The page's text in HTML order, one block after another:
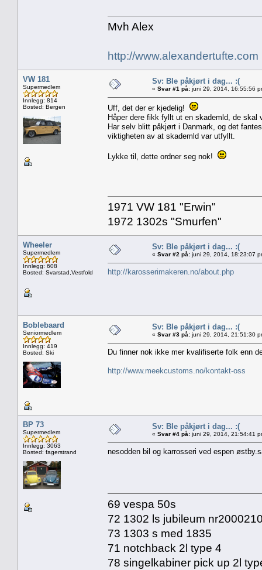
Mvh Alex
http://www.alexandertufte.com
VW 181
Supermedlem
Innlegg: 814
Bosted: Bergen
Sv: Ble påkjørt i dag... :(
« Svar #1 på: juni 29, 2014, 16:55:56
Uff, det der er kjedelig!
Håper dere fikk fyllt ut en skademld, de
Har selv blitt påkjørt i Danmark, og det
viktigheten av at skademld var utfyllt.
Lykke til, dette ordner seg nok!
1971 VW 181 "Erwin"
1972 1302s "Smurfen"
Wheeler
Supermedlem
Innlegg: 608
Bosted: Svarstad,Vestfold
Sv: Ble påkjørt i dag... :(
« Svar #2 på: juni 29, 2014, 18:23:07
http://karosserimakeren.no/about.php
Boblebaard
Seniormedlem
Innlegg: 419
Bosted: Ski
Sv: Ble påkjørt i dag... :(
« Svar #3 på: juni 29, 2014, 21:51:30
Du finner nok ikke mer kvalifiserte folk enn
http://www.meekcustoms.no/kontakt-oss
BP 73
Supermedlem
Innlegg: 3063
Bosted: fagerstrand
Sv: Ble påkjørt i dag... :(
« Svar #4 på: juni 29, 2014, 21:54:41
nesodden bil og karrosseri ved espen
69 vespa 50s
72 1302 ls jubileum
73 1303 s med 1835
71 notchback 2l type 4
78 singelkabiner pick up 2l